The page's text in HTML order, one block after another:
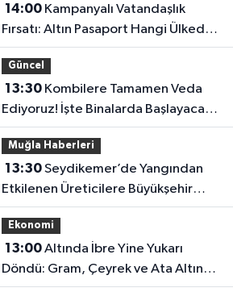
14:00Kampanyalı Vatandaşlık
Fırsatı: Altın Pasaport Hangi Ülkede,
Ücreti Ne Kadar?
Güncel
13:30Kombilere Tamamen Veda
Ediyoruz! İşte Binalarda Başlayacak
Yeni Isınma Dönemi
Muğla Haberleri
13:30Seydikemer’de Yangından
Etkilenen Üreticilere Büyükşehir
Desteği
Ekonomi
13:00Altında İbre Yine Yukarı
Döndü: Gram, Çeyrek ve Ata Altın
Kaç Lira Oldu?